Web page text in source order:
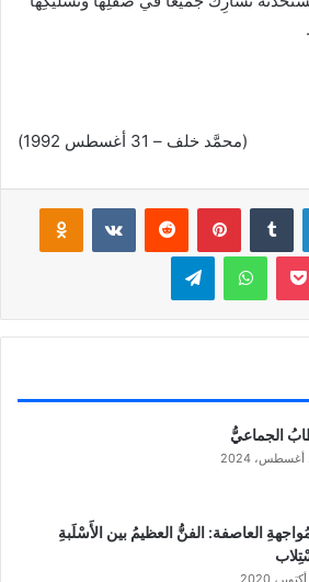
(محمَّد خلف – 31 أغسطس 1992)
لينكدإن بينتيريست
بوكيت واتساب تيلقرام
الجماعيُّ
العاصفة: الفنُّ العظيمُ بين الأَسْلَبةِ